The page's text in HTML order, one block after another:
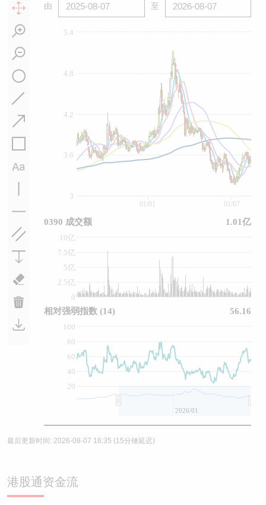
由 至
3
3.6
4.2
4.8
5.4
0
2.5亿
5亿
7.5亿
10亿
20
40
60
80
100
01/07
01/01
2026/01
0390 成交额 1.01亿
相对强弱指数 (14) 56.16
最后更新时间: 2026-08-07 16:35 (15分锺延迟)
港股通资金流